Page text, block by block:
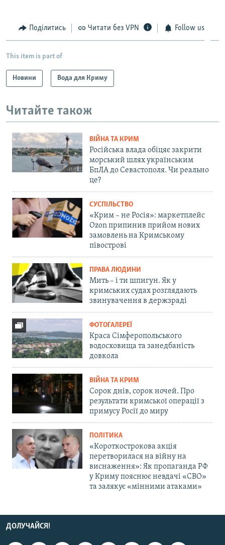
Поділитись Читати без VPN Follow us
This item is part of
Новини Вода для Криму
Читайте також
ВІЙНА ТА КРИМ
Російська влада обіцяє закрити
морський шлях українським
БпЛА до Севастополя. Чи реально
це?
СУСПІЛЬСТВО
«Крим – не Росія»: маркетплейс
Ozon припинив прийом нових
замовлень на Кримському
півострові
ПРАВА ЛЮДИНИ
Мить – і ти шпигун. Як у
кримських судах розглядають
звинувачення в держзраді
ФОТОГАЛЕРЕЇ
Краса Сімферопольського
водосховища та занедбаність
довкола
ВІЙНА ТА КРИМ
Сорок днів, сорок ночей. Про
результати кримської операції з
примусу Росії до миру
ПОЛІТИКА
«Короткострокова акція
перетворилася на війну на
виснаження»: Як пропаганда РФ
у Криму пояснює невдачі «СВО»
та залякує «мінними атаками»
ДОЛУЧАЙСЯ!